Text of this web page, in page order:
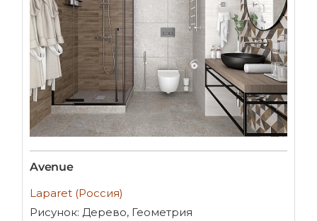
Avenue
Laparet (Россия)
Рисунок: Дерево, Геометрия